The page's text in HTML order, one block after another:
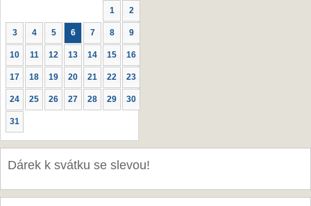
1 2
3 4 5 6 7 8 9
10 11 12 13 14 15 16
17 18 19 20 21 22 23
24 25 26 27 28 29 30
31
Dárek k svátku se slevou!